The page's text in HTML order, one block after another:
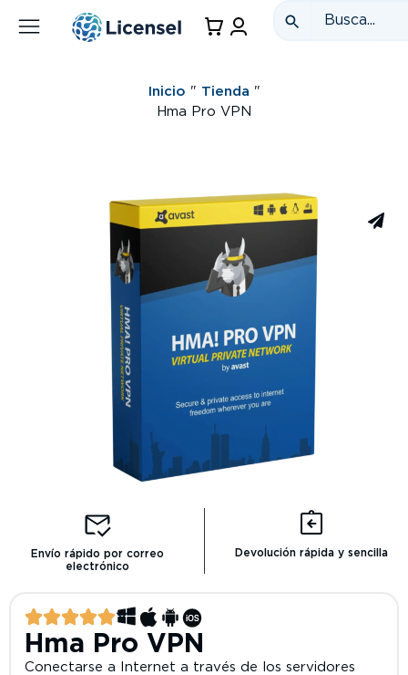
Inicio " Tienda "
Hma Pro VPN
Envío rápido por correo
electrónico
Devolución rápida y sencilla
Hma Pro VPN
Conectarse a Internet a través de los servidores